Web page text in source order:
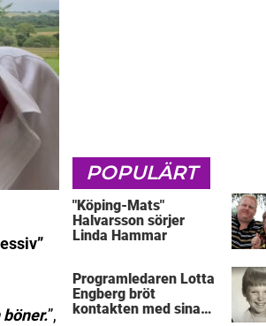
”,
POPULÄRT
"Köping-Mats"
Halvarsson sörjer
Linda Hammar
Programledaren Lotta
Engberg bröt
kontakten med sina